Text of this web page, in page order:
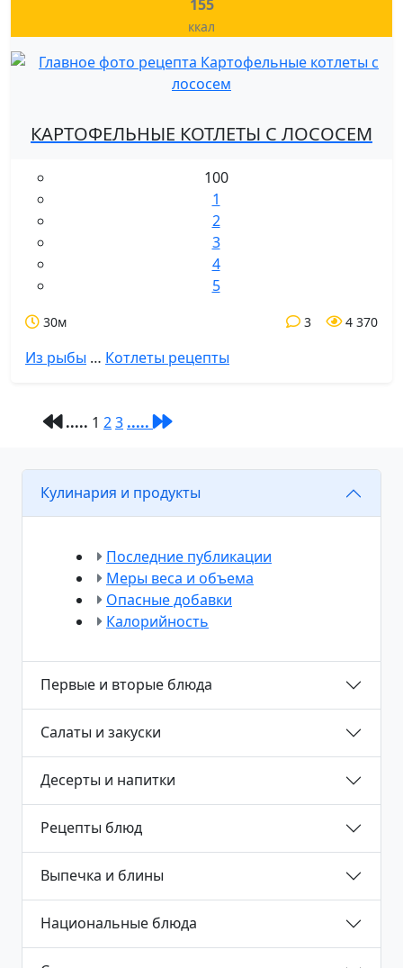
155
ккал
КАРТОФЕЛЬНЫЕ КОТЛЕТЫ С ЛОСОСЕМ
100
1
2
3
4
5
30м 4 370
3
Из рыбы … Котлеты рецепты
..... 1 23 .....
Кулинария и продукты
Последние публикации
Меры веса и объема
Опасные добавки
Калорийность
Первые и вторые блюда
Салаты и закуски
Десерты и напитки
Рецепты блюд
Выпечка и блины
Национальные блюда